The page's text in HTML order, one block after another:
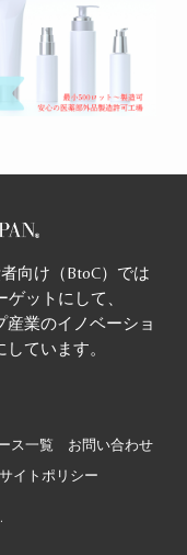
向け（BtoC）では
ットにして、
業のイノベーショ
ています。
ス一覧
お問い合わせ
サイトポリシー